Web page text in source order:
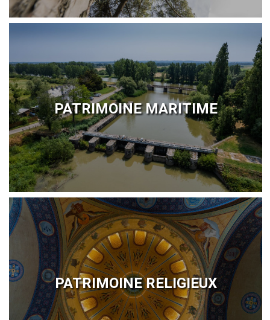
PATRIMOINE MARITIME
PATRIMOINE RELIGIEUX